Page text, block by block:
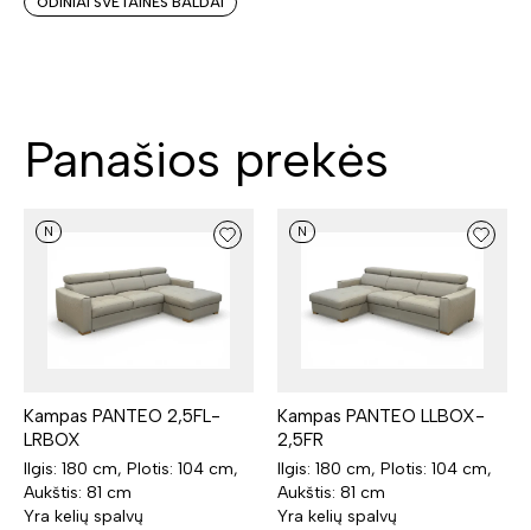
Panašios prekės
N
Kampas PANTEO 2,5FL-
LRBOX
Ilgis: 180 cm, Plotis: 104 cm,
Aukštis: 81 cm
Yra kelių spalvų
N
Kampas PANTEO LLBOX-
2,5FR
Ilgis: 180 cm, Plotis: 104 cm,
Aukštis: 81 cm
Yra kelių spalvų